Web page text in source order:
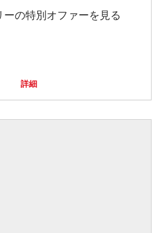
ーの特別オファーを見る
詳細